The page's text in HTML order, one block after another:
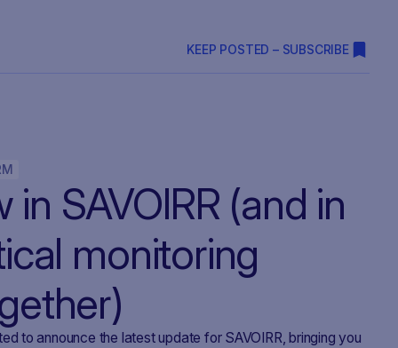
KEEP POSTED – SUBSCRIBE
in SAVOIRR (and in
monitoring
to announce the latest update for SAVOIRR, bringing you